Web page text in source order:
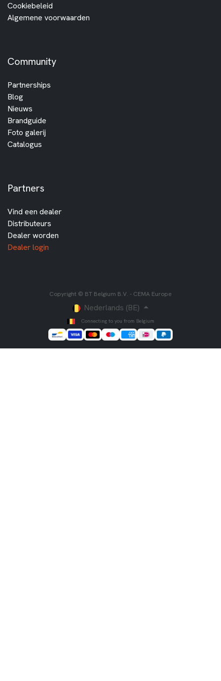
Cookiebeleid
Algemene voorwaarden
Community
Partnerships
Blog
Nieuws
Brandguide
Foto galerij
Catalogus
Partners
Vind een dealer
Distributeurs
Dealer worden
Dealer login
Copyright © BT Belgium B.V. - CEMA Europe
Nederlands (BE)
Connecting to you from Belgium